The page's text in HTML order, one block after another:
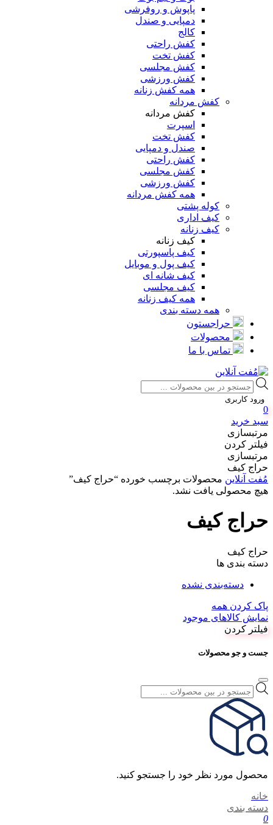
پاپوش و روفرشی
دمپایی و صندل
کالج
کفش راحتی
کفش تخت
کفش مجلسی
کفش ورزشی
همه کفش زنانه
کفش مردانه
کفش مردانه
اسپرت
کفش تخت
صندل و دمپایی
کفش راحتی
کفش مجلسی
کفش ورزشی
همه کفش مردانه
کوله پشتی
کیف اداری
کیف زنانه
کیف زنانه
کیف پاسپورتی
کیف پول و موبایل
کیف شانه ای
کیف مجلسی
همه کیف زنانه
همه دسته بندی
حراجستون
محصولات
تماس با ما
Products
search
ورود کاربری
0
سبد خرید
مرتبسازی
فیلتر کردن
مرتبسازی
حراج کیف
مُفت آنلاین محصولات برچسب خورده “حراج کیف”
هیچ محصولی یافت نشد.
حراج کیف
حراج کیف
دسته بندی ها
دسته‌بندی نشده
پاک کردن همه
نمایش کالاهای موجود
فیلتر کردن
جست و جو محصولات
Products
search
محصول مورد نظر خود را جستجو کنید.
خانه
دسته بندی
0